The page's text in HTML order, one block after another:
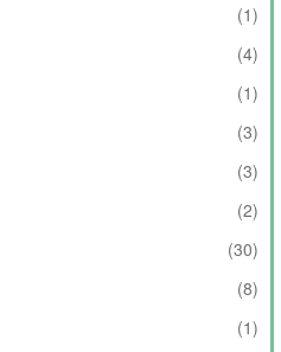
(1)
(4)
(1)
(3)
(3)
(2)
(30)
(8)
(1)